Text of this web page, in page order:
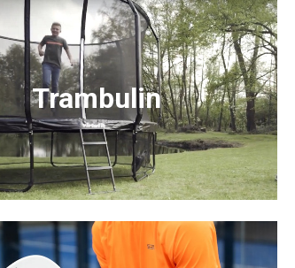
Trambulin